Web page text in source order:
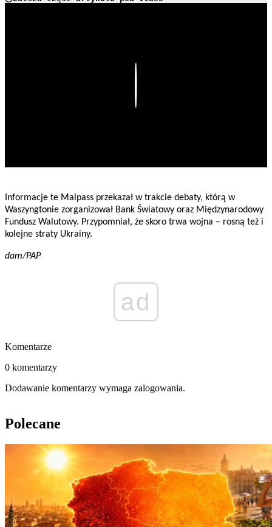
Informacje te Malpass przekazał w trakcie debaty, którą w
Waszyngtonie zorganizował Bank Światowy oraz Międzynarodowy
Fundusz Walutowy. Przypomniał, że skoro trwa wojna – rosną też i
kolejne straty Ukrainy.
dam/PAP
ad
Komentarze
0 komentarzy
Dodawanie komentarzy wymaga zalogowania.
Polecane